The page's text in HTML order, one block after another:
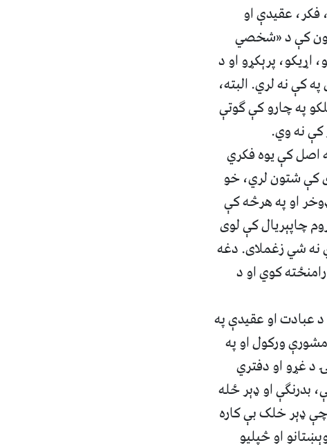
عقیدې او
کې د «شخصي
پرېکړو او د
کې نه لري. البته،
په چارو کې ګوتې
کې نه وي.
اصل کې یوه فکري
کې شتون لري، خو
او په هرڅه کې
چاپېریال کې لوی
نه شي زغملای. دغه
کوي او د
عبادت او عقیدې په
ورکول او په
غړو او دفتري
بدرنګې او ډېر ځله
چې ډېر خلک بې‌ کاره
او څپلیو